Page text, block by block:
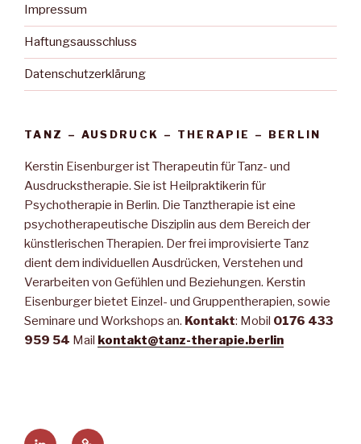
Impressum
Haftungsausschluss
Datenschutzerklärung
TANZ – AUSDRUCK – THERAPIE – BERLIN
Kerstin Eisenburger ist Therapeutin für Tanz- und
Ausdruckstherapie. Sie ist Heilpraktikerin für
Psychotherapie in Berlin. Die Tanztherapie ist eine
psychotherapeutische Disziplin aus dem Bereich der
künstlerischen Therapien. Der frei improvisierte Tanz
dient dem individuellen Ausdrücken, Verstehen und
Verarbeiten von Gefühlen und Beziehungen. Kerstin
Eisenburger bietet Einzel- und Gruppentherapien, sowie
Seminare und Workshops an. Kontakt: Mobil 0176 433
959 54 Mail kontakt@tanz-therapie.berlin
Kerstin Webseite